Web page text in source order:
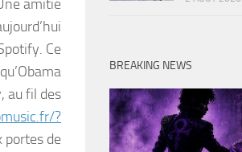
amitié
Ce
au fil des
?
portes de
BREAKING NEWS